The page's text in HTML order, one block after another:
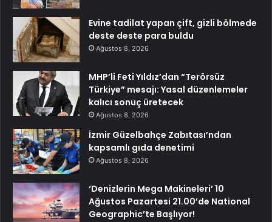
Evine tadilat yapan çift, gizli bölmede
deste deste para buldu
Ağustos 8, 2026
MHP’li Feti Yıldız’dan “Terörsüz
Türkiye” mesajı: Yasal düzenlemeler
kalıcı sonuç üretecek
Ağustos 8, 2026
İzmir Güzelbahçe Zabıtası’ndan
kapsamlı gıda denetimi
Ağustos 8, 2026
‘Denizlerin Mega Makineleri’ 10
Ağustos Pazartesi 21.00’de National
Geographic’te Başlıyor!